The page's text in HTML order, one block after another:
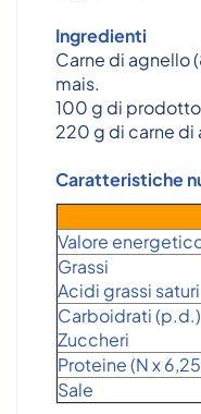
Ingredienti
Carne di agnello
mais.
100 g di
220 g di carne di
Caratteristiche
Valore
Grassi
Acidi grassi saturi
Carboidrati (p.d.)
Zuccheri
Proteine (N x
Sale